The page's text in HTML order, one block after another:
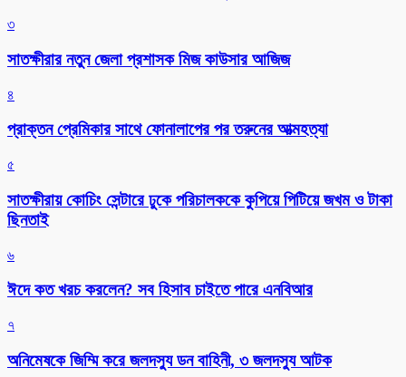
৩
সাতক্ষীরার নতুন জেলা প্রশাসক মিজ কাউসার আজিজ
৪
প্রাক্তন প্রেমিকার সাথে ফোনালাপের পর তরুনের আত্মহত্যা
৫
সাতক্ষীরায় কোচিং সেন্টারে ঢুকে পরিচালককে কুপিয়ে পিটিয়ে জখম ও টাকা
ছিনতাই
৬
ঈদে কত খরচ করলেন? সব হিসাব চাইতে পারে এনবিআর
৭
অনিমেষকে জিম্মি করে জলদস্যু ডন বাহিনী, ৩ জলদস্যু আটক